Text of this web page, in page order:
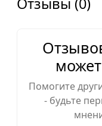
Помогите
- будьте